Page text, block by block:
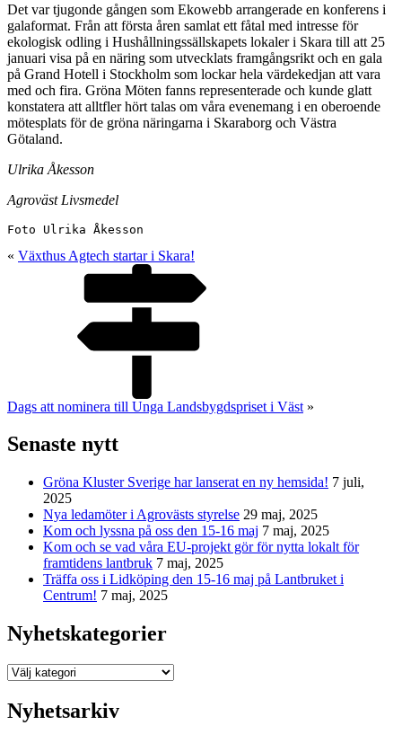
Det var tjugonde gången som Ekowebb arrangerade en konferens i
galaformat. Från att första åren samlat ett fåtal med intresse för
ekologisk odling i Hushållningssällskapets lokaler i Skara till att 25
januari visa på en näring som utvecklats framgångsrikt och en gala
på Grand Hotell i Stockholm som lockar hela värdekedjan att vara
med och fira. Gröna Möten fanns representerade och kunde glatt
konstatera att alltfler hört talas om våra evenemang i en oberoende
mötesplats för de gröna näringarna i Skaraborg och Västra
Götaland.
Ulrika Åkesson
Agroväst Livsmedel
Foto Ulrika Åkesson
« Växthus Agtech startar i Skara!
Dags att nominera till Unga Landsbygdspriset i Väst »
Senaste nytt
Gröna Kluster Sverige har lanserat en ny hemsida! 7 juli,
2025
Nya ledamöter i Agrovästs styrelse 29 maj, 2025
Kom och lyssna på oss den 15-16 maj 7 maj, 2025
Kom och se vad våra EU-projekt gör för nytta lokalt för
framtidens lantbruk 7 maj, 2025
Träffa oss i Lidköping den 15-16 maj på Lantbruket i
Centrum! 7 maj, 2025
Nyhetskategorier
Nyhetskategorier
Nyhetsarkiv